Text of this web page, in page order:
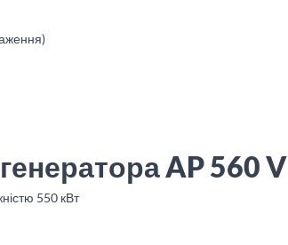
AP 560 V
550 кВт